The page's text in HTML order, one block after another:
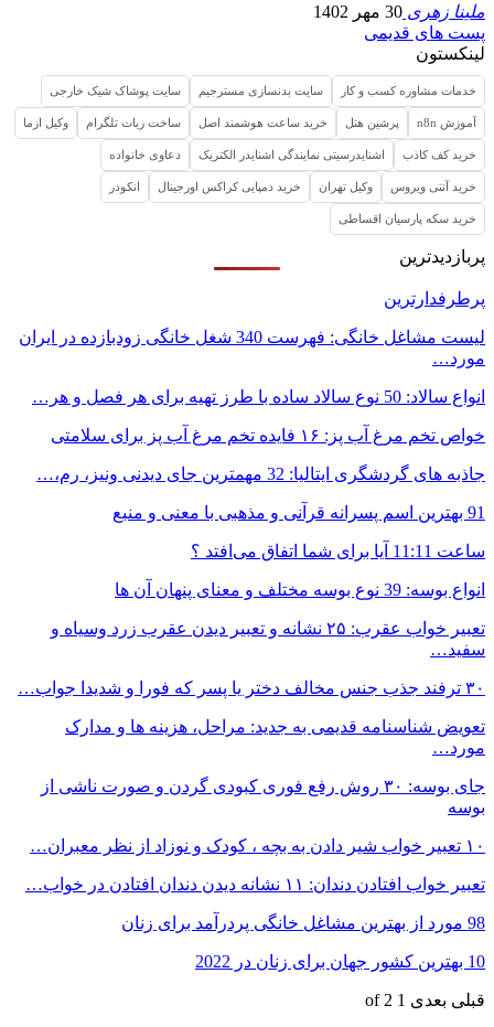
ملینا زهری 30 مهر 1402
پست های قدیمی
لینکستون
خدمات مشاوره کسب و کار سایت بدنسازی مسترجیم سایت پوشاک شیک خارجی
آموزش n8n پرشین هتل خرید ساعت هوشمند اصل ساخت ربات تلگرام وکیل ازما
خرید کف کاذب اشنایدرسیتی نمایندگی اشنایدر الکتریک دعاوی خانواده
خرید آنتی ویروس وکیل تهران خرید دمپایی کراکس اورجینال انکودر
خرید سکه پارسیان اقساطی
پربازدیدترین
پرطرفدارترین
لیست مشاغل خانگی: فهرست 340 شغل خانگی زودبازده در ایران
مورد…
انواع سالاد: 50 نوع سالاد ساده با طرز تهیه برای هر فصل و هر…
خواص تخم مرغ آب پز: ۱۶ فایده تخم مرغ آب پز برای سلامتی
جاذبه های گردشگری ایتالیا: 32 مهمترین جای دیدنی ونیز، رم،…
91 بهترین اسم پسرانه قرآنی و مذهبی با معنی و منبع
ساعت 11:11 آیا برای شما اتفاق می‌افتد ؟
انواع بوسه: 39 نوع بوسه مختلف و معنای پنهان آن ها
تعبیر خواب عقرب: ۲۵ نشانه و تعبیر دیدن عقرب زرد وسیاه و
سفید…
۳۰ ترفند جذب جنس مخالف دختر یا پسر که فورا و شدیدا جواب…
تعویض شناسنامه قدیمی به جدید: مراحل، هزینه ها و مدارک
مورد…
جای بوسه: ۳۰ روش رفع فوری کبودی گردن و صورت ناشی از
بوسه
۱۰ تعبیر خواب شیر دادن به بچه ، کودک و نوزاد از نظر معبران…
تعبیر خواب افتادن دندان: ۱۱ نشانه دیدن دندان افتادن در خواب…
98 مورد از بهترین مشاغل خانگی پردرآمد برای زنان
10 بهترین کشور جهان برای زنان در 2022
قبلی بعدی 1 of 2